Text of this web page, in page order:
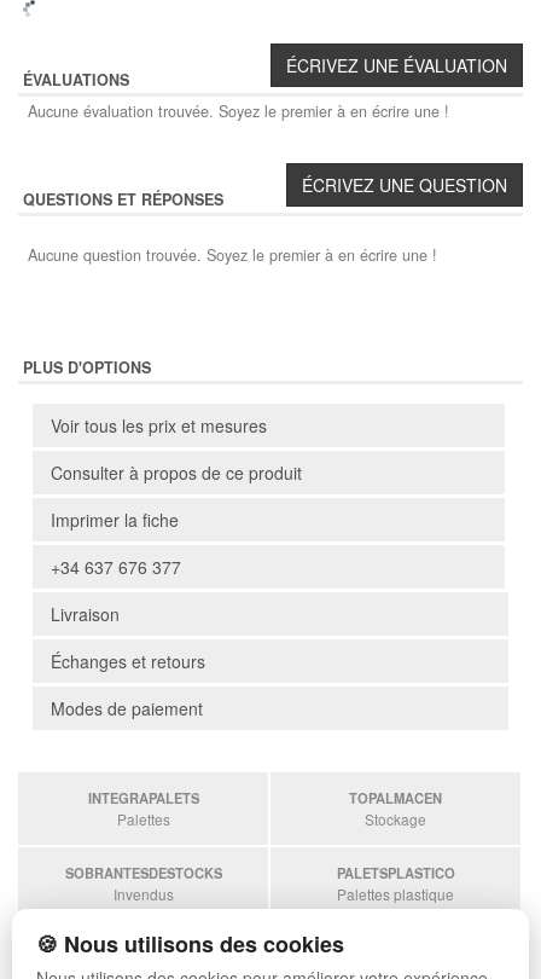
ÉVALUATIONS
Aucune évaluation trouvée. Soyez le premier à en écrire une !
QUESTIONS ET RÉPONSES
Aucune question trouvée. Soyez le premier à en écrire une !
PLUS D'OPTIONS
Voir tous les prix et mesures
Consulter à propos de ce produit
Imprimer la fiche
+34 637 676 377
Livraison
Échanges et retours
Modes de paiement
INTEGRAPALETS
Palettes
TOPALMACEN
Stockage
SOBRANTESDESTOCKS
Invendus
PALETSPLASTICO
Palettes plastique
ESTANTERIASKIT
Estanterias
🍪 Nous utilisons des cookies